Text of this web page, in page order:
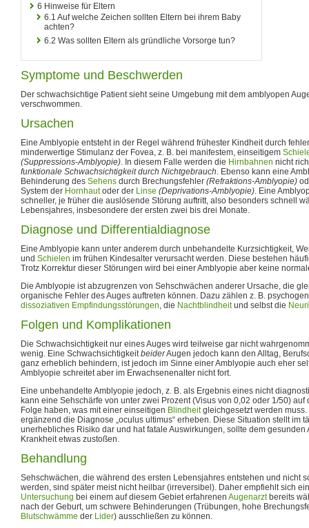
6 Hinweise für Eltern
6.1 Auf welche Zeichen sollten Eltern bei ihrem Baby
achten?
6.2 Was sollten Eltern als gründliche Vorsorge tun?
Symptome und Beschwerden
Der schwachsichtige Patient sieht seine Umgebung mit dem amblyopen
verschwommen.
Ursachen
Eine Amblyopie entsteht in der Regel während frühester Kindheit durch
minderwertige Stimulanz der Fovea, z. B. bei manifestem, einseitigem
(Suppressions-Amblyopie). In diesem Falle werden die Hirnbahnen nicht
funktionale Schwachsichtigkeit durch Nichtgebrauch. Ebenso kann eine
Behinderung des Sehens durch Brechungsfehler (Refraktions-Amblyopie)
System der Hornhautoder der Linse (Deprivations-Amblyopie). Eine
schneller, je früher die auslösende Störung auftritt, also besonders schnell
Lebensjahres, insbesondere der ersten zwei bis drei Monate.
Diagnose und Differentialdiagnose
Eine Amblyopie kann unter anderem durch unbehandelte Kurzsichtigkeit,
und Schielen im frühen Kindesalter verursacht werden. Diese bestehen
Trotz Korrektur dieser Störungen wird bei einer Amblyopie aber keine
Die Amblyopie ist abzugrenzen von Sehschwächen anderer Ursache, die
organische Fehler des Auges auftreten können. Dazu zählen z. B.
dissoziativen Empfindungsstörungen, die Nachtblindheitund selbst die
Folgen und Komplikationen
Die Schwachsichtigkeit nur eines Auges wird teilweise gar nicht
wenig. Eine SchwachsichtigkeitbeiderAugen jedoch kann den Alltag,
ganz erheblich behindern, ist jedoch im Sinne einer Amblyopie auch eher
Amblyopie schreitet aber im Erwachsenenalter nicht fort.
Eine unbehandelte Amblyopie jedoch, z. B. als Ergebnis eines nicht
kann eine Sehschärfe von unter zwei Prozent (Visus von 0,02 oder 1/50) auf
Folge haben, was mit einer einseitigen Blindheitgleichgesetzt werden muss.
ergänzend die Diagnose „oculus ultimus“ erheben. Diese Situation stellt im
unerhebliches Risiko dar und hat fatale Auswirkungen, sollte dem gesunden
Krankheit etwas zustoßen.
Behandlung
Sehschwächen, die während des ersten Lebensjahres entstehen und nicht
werden, sind später meist nicht heilbar (irreversibel). Daher empfiehlt sich
Untersuchung bei einem auf diesem Gebiet erfahrenen Augenarztbereits
nach der Geburt, um schwere Behinderungen (Trübungen, hohe
Blutschwämme der Lider) ausschließen zu können.